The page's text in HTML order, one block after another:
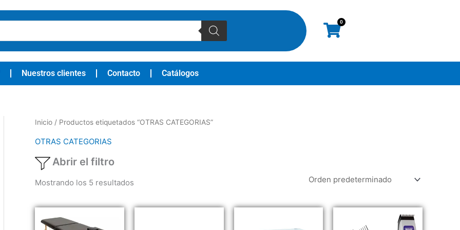
0
Cart
Nuestros clientes Contacto Catálogos
Inicio / Productos etiquetados “OTRAS CATEGORIAS”
OTRAS CATEGORIAS
Abrir el filtro
Mostrando los 5 resultados